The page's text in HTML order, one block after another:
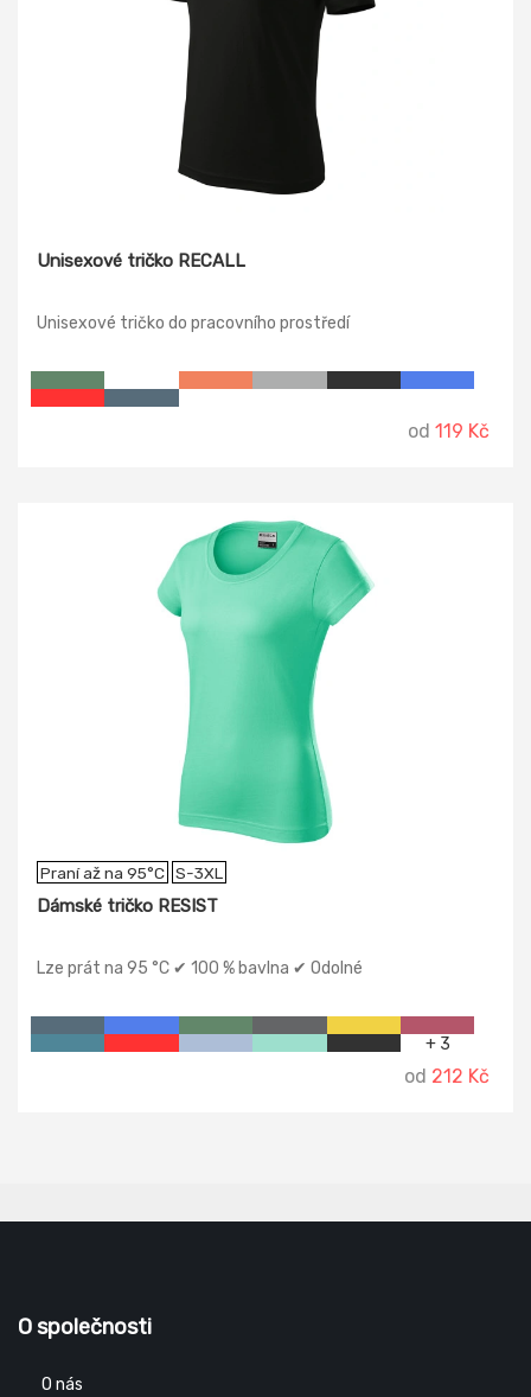
Unisexové tričko RECALL
Unisexové tričko do pracovního prostředí
od 119 Kč
Praní až na 95°C S-3XL
Dámské tričko RESIST
Lze prát na 95 °C ✔ 100 % bavlna ✔ Odolné
+ 3
od 212 Kč
O společnosti
O nás